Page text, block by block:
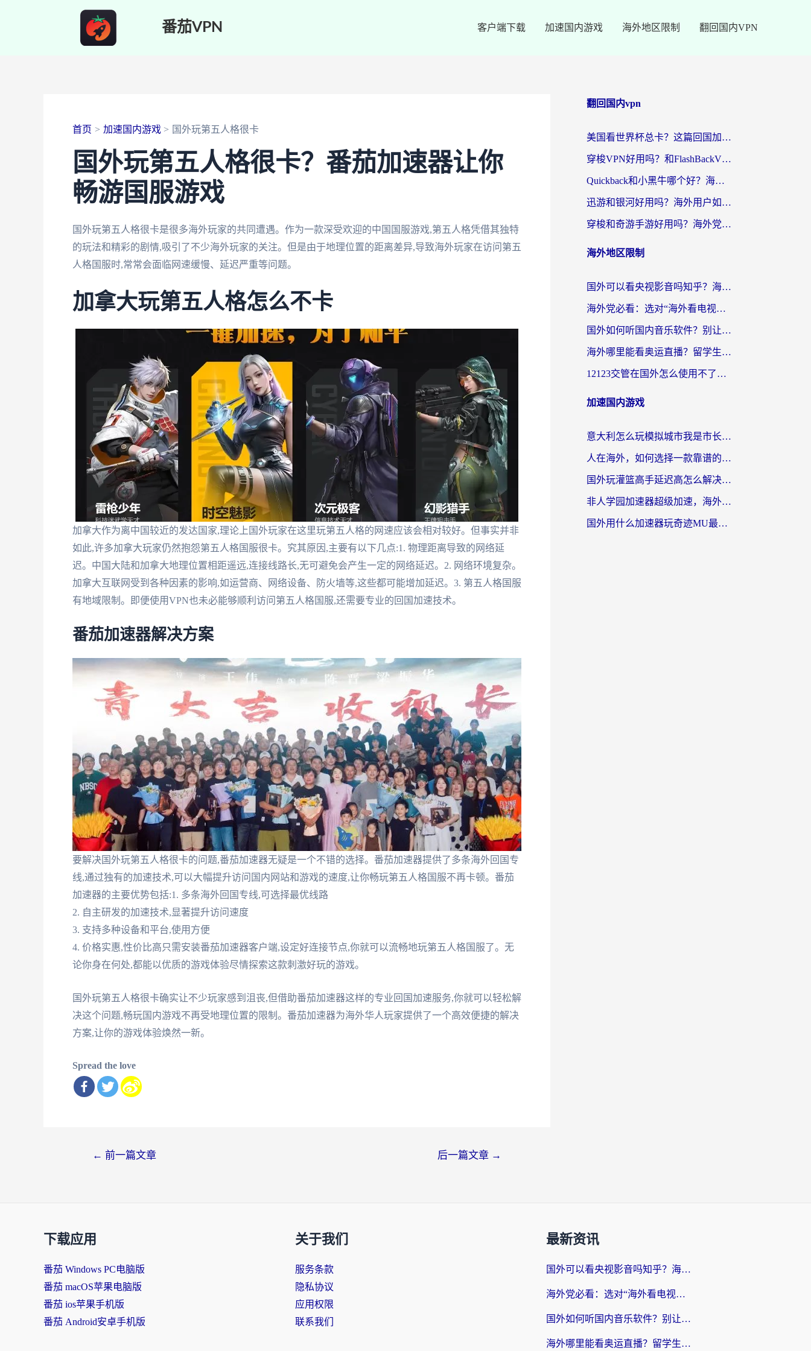
番茄VPN 客户端下载 加速国内游戏 海外地区限制 翻回国内VPN
首页 加速国内游戏 国外玩第五人格很卡
国外玩第五人格很卡？番茄加速器让你
畅游国服游戏
国外玩第五人格很卡是很多海外玩家的共同遭遇。作为一款深受欢迎的中国国服游戏,第五人格凭借其独特
的玩法和精彩的剧情,吸引了不少海外玩家的关注。但是由于地理位置的距离差异,导致海外玩家在访问第五
人格国服时,常常会面临网速缓慢、延迟严重等问题。
加拿大玩第五人格怎么不卡
加拿大作为离中国较近的发达国家,理论上国外玩家在这里玩第五人格的网速应该会相对较好。但事实并非
如此,许多加拿大玩家仍然抱怨第五人格国服很卡。究其原因,主要有以下几点:1. 物理距离导致的网络延
迟。中国大陆和加拿大地理位置相距遥远,连接线路长,无可避免会产生一定的网络延迟。2. 网络环境复杂。
加拿大互联网受到各种因素的影响,如运营商、网络设备、防火墙等,这些都可能增加延迟。3. 第五人格国服
有地域限制。即便使用VPN也未必能够顺利访问第五人格国服,还需要专业的回国加速技术。
番茄加速器解决方案
要解决国外玩第五人格很卡的问题,番茄加速器无疑是一个不错的选择。番茄加速器提供了多条海外回国专
线,通过独有的加速技术,可以大幅提升访问国内网站和游戏的速度,让你畅玩第五人格国服不再卡顿。番茄
加速器的主要优势包括:1. 多条海外回国专线,可选择最优线路
2. 自主研发的加速技术,显著提升访问速度
3. 支持多种设备和平台,使用方便
4. 价格实惠,性价比高只需安装番茄加速器客户端,设定好连接节点,你就可以流畅地玩第五人格国服了。无
论你身在何处,都能以优质的游戏体验尽情探索这款刺激好玩的游戏。
国外玩第五人格很卡确实让不少玩家感到沮丧,但借助番茄加速器这样的专业回国加速服务,你就可以轻松解
决这个问题,畅玩国内游戏不再受地理位置的限制。番茄加速器为海外华人玩家提供了一个高效便捷的解决
方案,让你的游戏体验焕然一新。
Spread the love
← 前一篇文章 后一篇文章 →
翻回国内vpn
美国看世界杯总卡？这篇回国加速器指南帮你无缝刷国内资源（附苹果手机VPN设置步骤）
穿梭VPN好用吗？和FlashBackVPN对比哪个回国效果更好？
Quickback和小黑牛哪个好？海外党亲测指南，选对回国加速器秒回国内
迅游和银河好用吗？海外用户如何选择回国加速器实现无缝访问国内资源
穿梭和奇游手游好用吗？海外党亲测3款回国加速器，附蜜蜂加速器七天试用攻略
海外地区限制
国外可以看央视影音吗知乎？海外党亲测有效的回国加速方案
海外党必看：选对“海外看电视剧软件”，再也不用愁国内剧刷不了
国外如何听国内音乐软件？别让地域限制，断了你的中文歌单
海外哪里能看奥运直播？留学生&海外华人必看的体育赛事观赛终极指南
12123交管在国外怎么使用不了？海外华人必看的无缝访问国内资源指南
加速国内游戏
意大利怎么玩模拟城市我是市长？海外党国服游戏加速终极攻略（附三国3量子特攻解决办法）
人在海外，如何选择一款靠谱的玩剑灵2加速器？
国外玩灌篮高手延迟高怎么解决？海外玩家国服游戏加速终极指南
非人学园加速器超级加速，海外玩家重返国服的通行证
国外用什么加速器玩奇迹MU最好？2026海外玩家国服游戏加速全攻略
下载应用
番茄 Windows PC电脑版
番茄 macOS苹果电脑版
番茄 ios苹果手机版
番茄 Android安卓手机版
关于我们
服务条款
隐私协议
应用权限
联系我们
最新资讯
国外可以看央视影音吗知乎？海外党亲测有效的回国加速方案
海外党必看：选对“海外看电视剧软件”，再也不用愁国内剧刷不了
国外如何听国内音乐软件？别让地域限制，断了你的中文歌单
海外哪里能看奥运直播？留学生&海外华人必看的体育赛事观赛终极指南